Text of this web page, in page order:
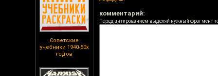
Советские
учебники 1940-50х
годов
комментарий:
Перед цитированием выделяй нужный фрагмент